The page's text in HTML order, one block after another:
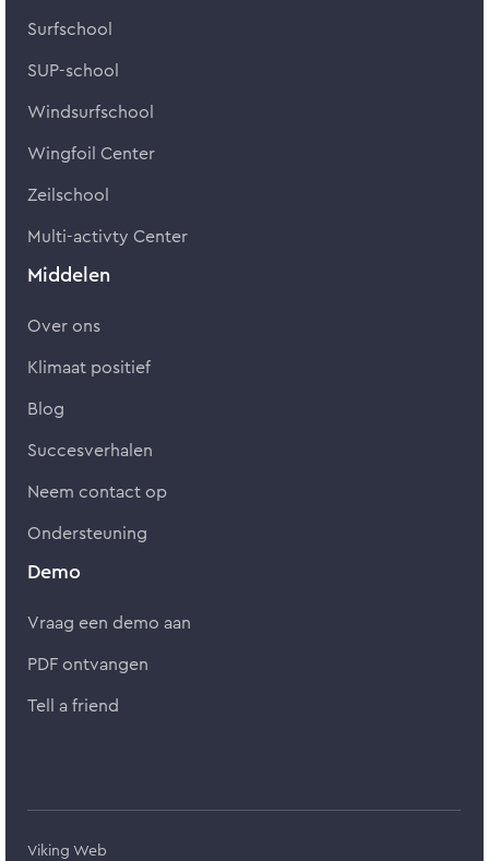
Surfschool
SUP-school
Windsurfschool
Wingfoil Center
Zeilschool
Multi-activty Center
Middelen
Over ons
Klimaat positief
Blog
Succesverhalen
Neem contact op
Ondersteuning
Demo
Vraag een demo aan
PDF ontvangen
Tell a friend
Viking Web